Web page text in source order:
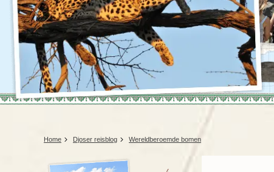
Natuur (6)
Nieuwe reizen
Voodoo in Benin en Togo, 16
dagen
Kaapverdië
Madagaskar
Malawi
Marokko
Mauritius
Togo
Chili
Colombia
Costa Rica
Cuba
Ecuador
El Salvador
Home Djoser reisblog Wereldberoemde bomen